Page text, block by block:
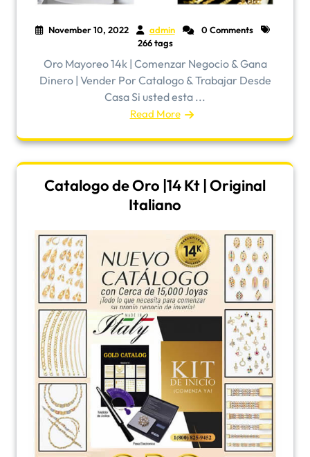
November 10, 2022 admin
0 Comments
266 tags
Oro Mayoreo 14k | Comenzar Negocio & Gana
Dinero | Vender Por Catalogo & Trabajar Desde
Casa Si usted esta ...
Read More
Catalogo de Oro |14 Kt | Original
Italiano